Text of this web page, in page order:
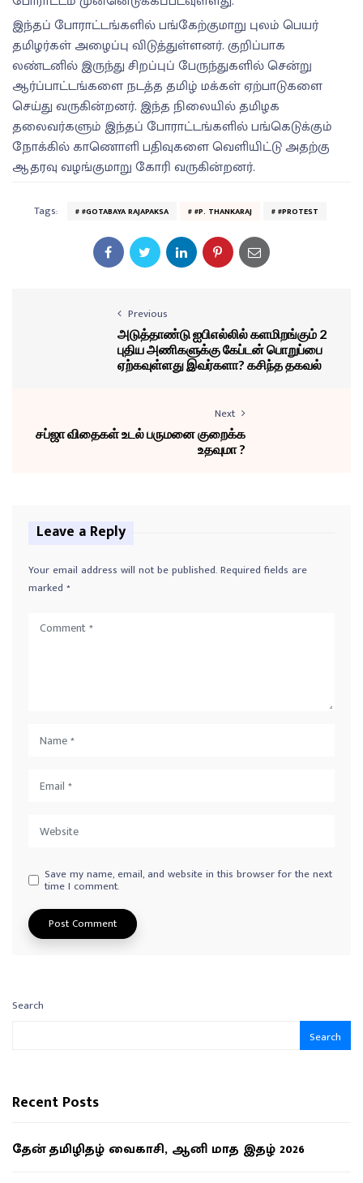
இந்தப் போராட்டங்களில் பங்கேற்குமாறு புலம் பெயர்
தமிழர்கள் அழைப்பு விடுத்துள்ளனர். குறிப்பாக
லண்டனில் இருந்து சிறப்புப் பேருந்துகளில் சென்று
ஆர்ப்பாட்டங்களை நடத்த தமிழ் மக்கள் ஏற்பாடுகளை
செய்து வருகின்றனர். இந்த நிலையில் தமிழக
தலைவர்களும் இந்தப் போராட்டங்களில் பங்கெடுக்கும்
நோக்கில் காணொளி பதிவுகளை வெளியிட்டு அதற்கு
ஆதரவு வழங்குமாறு கோரி வருகின்றனர்.
Tags: #GOTABAYA RAJAPAKSA #P. THANKARAJ #PROTEST
Previous
அடுத்தாண்டு ஐபிஎல்லில் களமிறங்கும் 2
புதிய அணிகளுக்கு கேப்டன் பொறுப்பை
ஏற்கவுள்ளது இவர்களா? கசிந்த தகவல்
Next
சப்ஜா விதைகள் உடல் பருமனை குறைக்க
உதவுமா ?
Leave a Reply
Your email address will not be published.Required fields are
marked *
Save my name, email, and website in this browser for the next
time I comment.
Search
Search
Recent Posts
தேன் தமிழிதழ் வைகாசி, ஆனி மாத இதழ் 2026